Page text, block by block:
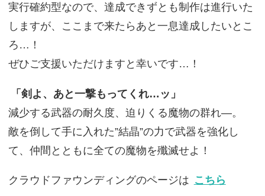
実行確約型なので、達成できずとも制作は進行いた
しますが、ここまで来たらあと一息達成したいとこ
ろ…！
ぜひご支援いただけますと幸いです…！
「剣よ、あと一撃もってくれ…ッ」
減少する武器の耐久度、迫りくる魔物の群れ―。
敵を倒して手に入れた”結晶”の力で武器を強化し
て、仲間とともに全ての魔物を殲滅せよ！
クラウドファウンディングのページは こちら